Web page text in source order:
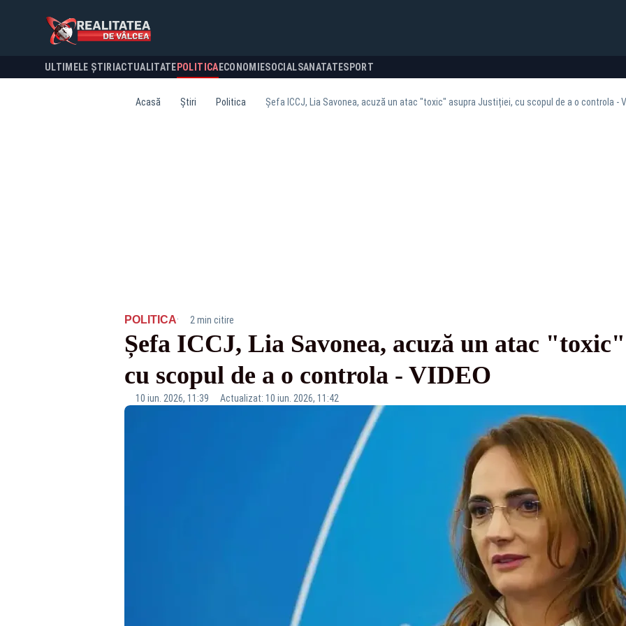
ULTIMELE ȘTIRI ACTUALITATE POLITICA ECONOMIESOCIALSANATATESPORT
Acasă Știri Politica Șefa ICCJ, Lia Savonea, acuză un atac "toxic" asupra Justiției, cu scopul de a o controla -
POLITICA· 2 min citire
Șefa ICCJ, Lia Savonea, acuză un atac
cu scopul de a o controla - VIDEO
10 iun. 2026, 11:39 Actualizat: 10 iun. 2026, 11:42